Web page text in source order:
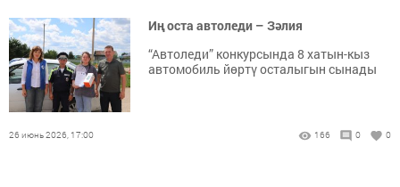
Иң оста автоледи – Зәлия
“Автоледи” конкурсында 8 хатын-кыз
автомобиль йөртү осталыгын сынады
26 июнь 2026, 17:00 166 0 0